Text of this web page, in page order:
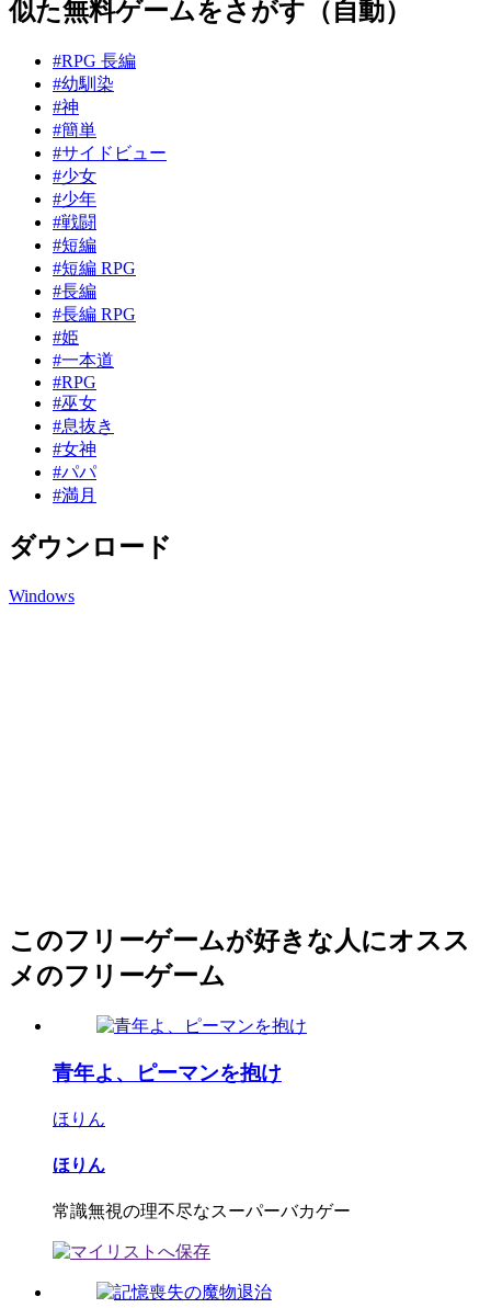
似た無料ゲームをさがす（自動）
#RPG 長編
#幼馴染
#神
#簡単
#サイドビュー
#少女
#少年
#戦闘
#短編
#短編 RPG
#長編
#長編 RPG
#姫
#一本道
#RPG
#巫女
#息抜き
#女神
#パパ
#満月
ダウンロード
Windows
このフリーゲームが好きな人にオスス
メのフリーゲーム
青年よ、ピーマンを抱け
ほりん
ほりん
常識無視の理不尽なスーパーバカゲー